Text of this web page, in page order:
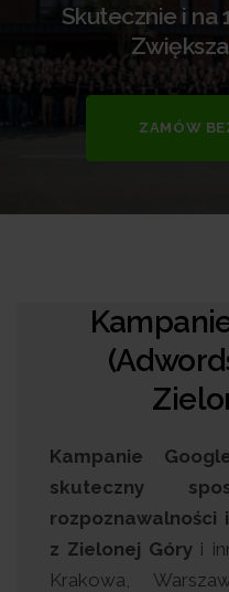
Skutecznie i na
ZAMÓW
Kampanie
skuteczny
rozpoznawalności
z Zielonej Góry i
Krakowa,